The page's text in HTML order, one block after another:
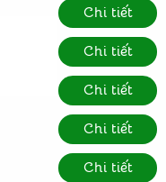
Chi tiết
Chi tiết
Chi tiết
Chi tiết
Chi tiết